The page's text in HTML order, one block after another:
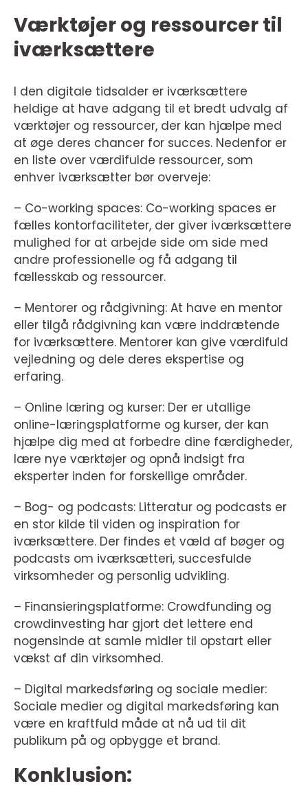
Værktøjer og ressourcer til
iværksættere
I den digitale tidsalder er iværksættere
heldige at have adgang til et bredt udvalg af
værktøjer og ressourcer, der kan hjælpe med
at øge deres chancer for succes. Nedenfor er
en liste over værdifulde ressourcer, som
enhver iværksætter bør overveje:
– Co-working spaces: Co-working spaces er
fælles kontorfaciliteter, der giver iværksættere
mulighed for at arbejde side om side med
andre professionelle og få adgang til
fællesskab og ressourcer.
– Mentorer og rådgivning: At have en mentor
eller tilgå rådgivning kan være inddrætende
for iværksættere. Mentorer kan give værdifuld
vejledning og dele deres ekspertise og
erfaring.
– Online læring og kurser: Der er utallige
online-læringsplatforme og kurser, der kan
hjælpe dig med at forbedre dine færdigheder,
lære nye værktøjer og opnå indsigt fra
eksperter inden for forskellige områder.
– Bog- og podcasts: Litteratur og podcasts er
en stor kilde til viden og inspiration for
iværksættere. Der findes et væld af bøger og
podcasts om iværksætteri, succesfulde
virksomheder og personlig udvikling.
– Finansieringsplatforme: Crowdfunding og
crowdinvesting har gjort det lettere end
nogensinde at samle midler til opstart eller
vækst af din virksomhed.
– Digital markedsføring og sociale medier:
Sociale medier og digital markedsføring kan
være en kraftfuld måde at nå ud til dit
publikum på og opbygge et brand.
Konklusion: